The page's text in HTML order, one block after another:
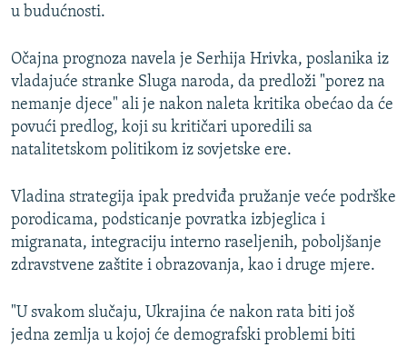
u budućnosti.
Očajna prognoza navela je Serhija Hrivka, poslanika iz
vladajuće stranke Sluga naroda, da predloži "porez na
nemanje djece" ali je nakon naleta kritika obećao da će
povući predlog, koji su kritičari uporedili sa
natalitetskom politikom iz sovjetske ere.
Vladina strategija ipak predviđa pružanje veće podrške
porodicama, podsticanje povratka izbjeglica i
migranata, integraciju interno raseljenih, poboljšanje
zdravstvene zaštite i obrazovanja, kao i druge mjere.
"U svakom slučaju, Ukrajina će nakon rata biti još
jedna zemlja u kojoj će demografski problemi biti